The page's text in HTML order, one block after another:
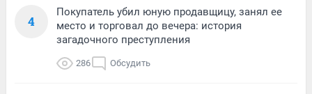
4
Покупатель убил юную продавщицу, занял ее
место и торговал до вечера: история
загадочного преступления
286 Обсудить